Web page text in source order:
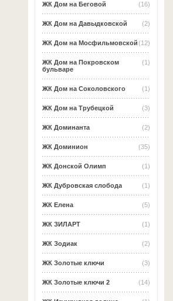
(16)
ЖК Дом на Беговой
(2)
ЖК Дом на Давыдковской
(12)
ЖК Дом на Мосфильмовской
(1)
ЖК Дом на Покровском
бульваре
(1)
ЖК Дом на Соколовского
(3)
ЖК Дом на Трубецкой
(2)
ЖК Доминанта
(35)
ЖК Доминион
(1)
ЖК Донской Олимп
(1)
ЖК Дубровская слобода
(5)
ЖК Елена
(1)
ЖК ЗИЛАРТ
(2)
ЖК Зодиак
(3)
ЖК Золотые ключи
(14)
ЖК Золотые ключи 2